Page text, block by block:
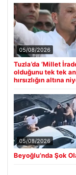
05/08/2026
Tuzla’da ‘Millet
olduğunu tek tek
hırsızlığın altına
05/08/2026
Beyoğlu’nda Şok